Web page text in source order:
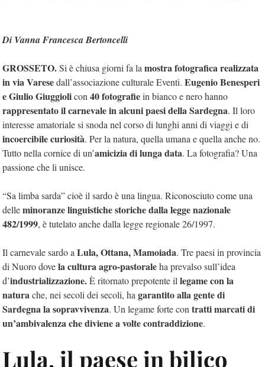
Di Vanna Francesca Bertoncelli
GROSSETO.Si è chiusa giorni fa la mostra fotografica realizzata
in via Varesedall’associazione culturale Eventi. Eugenio Benesperi
e Giulio Giuggiolicon 40 fotografiein bianco e nero hanno
rappresentato il carnevale in alcuni paesi della Sardegna. Il loro
interesse amatoriale si snoda nel corso di lunghi anni di viaggi e di
incoercibile curiosità. Per la natura, quella umana e quella anche no.
Tutto nella cornice di un’amicizia di lunga data. La fotografia? Una
passione che li unisce.
“Sa limba sarda” cioè il sardo è una lingua. Riconosciuto come una
delleminoranze linguistiche storiche dalla legge nazionale
482/1999, è tutelato anche dalla legge regionale 26/1997.
Il carnevale sardo a Lula, Ottana, Mamoiada. Tre paesi in provincia
di Nuoro dovela cultura agro-pastoraleha prevalso sull’idea
d’industrializzazione.È ritornato prepotente il legame con la
naturache, nei secoli dei secoli, ha garantito alla gente di
Sardegna la sopravvivenza. Un legame forte con tratti marcati di
un’ambivalenza che diviene a volte contraddizione.
Lula, il paese in bilico